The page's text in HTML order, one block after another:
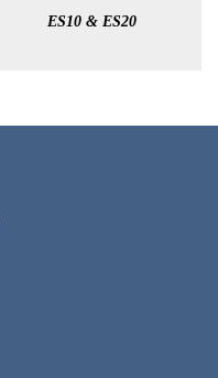
ES10 & ES20